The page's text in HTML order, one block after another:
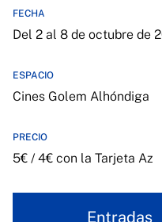
FECHA
Del 2 al 8 de octubre de
ESPACIO
Cines Golem Alhóndiga
PRECIO
5€ / 4€ con la Tarjeta Az
Entradas